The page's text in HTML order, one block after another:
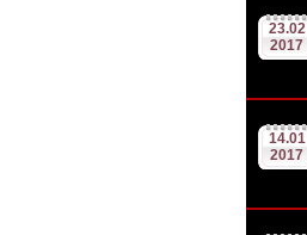
23.02
2017
14.01
2017